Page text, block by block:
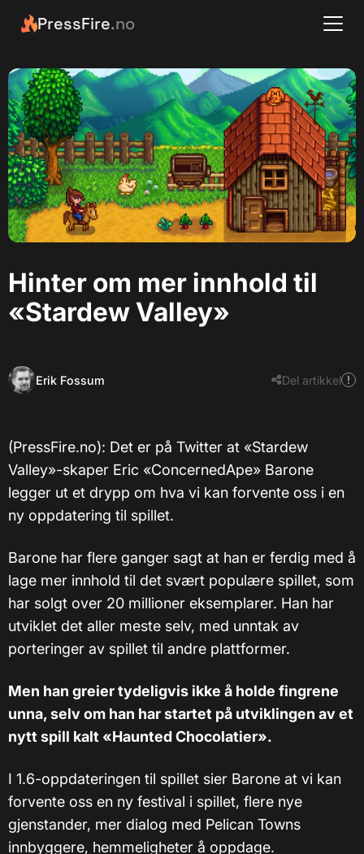
PressFire.no
Hinter om mer innhold til
«Stardew Valley»
Erik Fossum Del artikkel
​(PressFire.no): Det er på Twitter at «Stardew
Valley»-skaper Eric «ConcernedApe» Barone
legger ut et drypp om hva vi kan forvente oss i en
ny oppdatering til spillet.
Barone har flere ganger sagt at han er ferdig med å
lage mer innhold til det svært populære spillet, som
har solgt over 20 millioner eksemplarer. Han har
utviklet det aller meste selv, med unntak av
porteringer av spillet til andre plattformer.
Men han greier tydeligvis ikke å holde fingrene
unna, selv om han har startet på utviklingen av et
nytt spill kalt «Haunted Chocolatier».
I 1.6-oppdateringen til spillet sier Barone at vi kan
forvente oss en ny festival i spillet, flere nye
gjenstander, mer dialog med Pelican Towns
innbyggere, hemmeligheter å oppdage.